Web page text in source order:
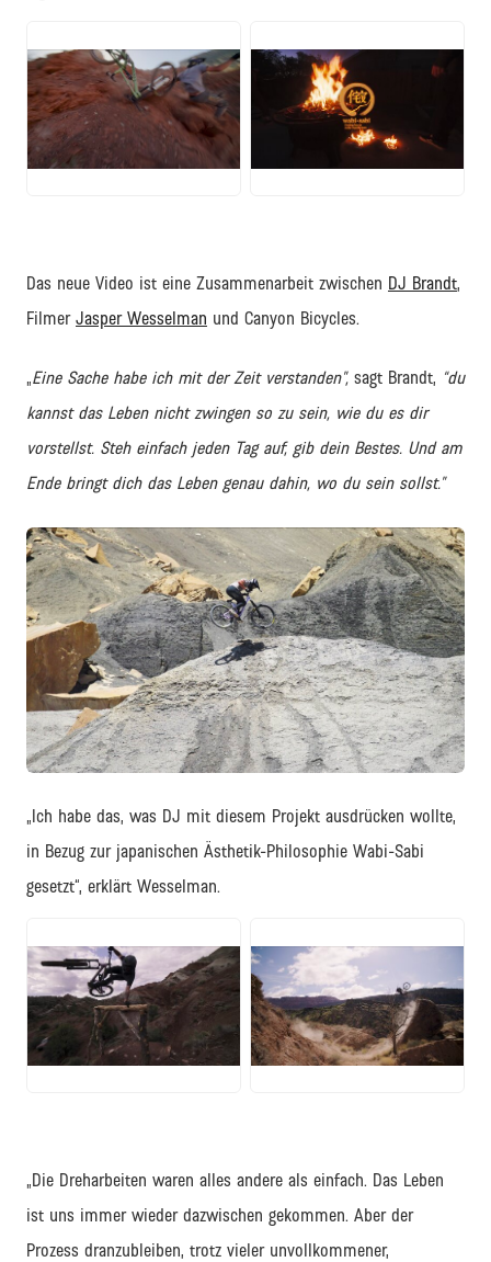
JPEG JPEG
Das neue Video ist eine Zusammenarbeit zwischen DJ Brandt,
Filmer Jasper Wesselman und Canyon Bicycles.
„Eine Sache habe ich mit der Zeit verstanden”, sagt Brandt, “du
kannst das Leben nicht zwingen so zu sein, wie du es dir
vorstellst. Steh einfach jeden Tag auf, gib dein Bestes. Und am
Ende bringt dich das Leben genau dahin, wo du sein sollst.”
JPEG
„Ich habe das, was DJ mit diesem Projekt ausdrücken wollte,
in Bezug zur japanischen Ästhetik-Philosophie Wabi-Sabi
gesetzt“, erklärt Wesselman.
JPEG JPEG
„Die Dreharbeiten waren alles andere als einfach. Das Leben
ist uns immer wieder dazwischen gekommen. Aber der
Prozess dranzubleiben, trotz vieler unvollkommener,